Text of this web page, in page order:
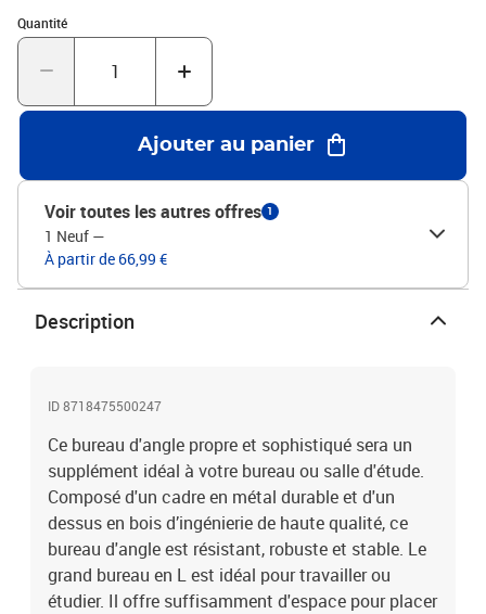
Quantité
Quantité : 1
Ajouter au panier
Voir toutes les autres offres 1
1 Neuf —
À partir de 66,99 €
Description
ID 8718475500247
Ce bureau d'angle propre et sophistiqué sera un
supplément idéal à votre bureau ou salle d'étude.
Composé d'un cadre en métal durable et d'un
dessus en bois d’ingénierie de haute qualité, ce
bureau d'angle est résistant, robuste et stable. Le
grand bureau en L est idéal pour travailler ou
étudier. Il offre suffisamment d'espace pour placer